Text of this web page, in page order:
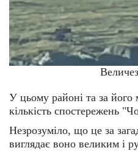
У цьому районі та за його
кількість спостережень
Незрозуміло, що це за
виглядає воно великим і